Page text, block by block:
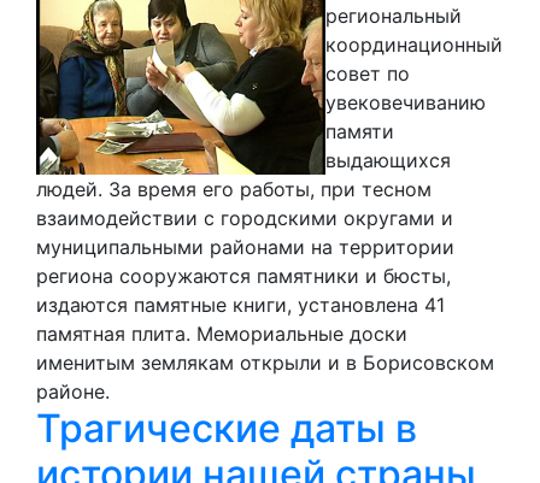
региональный
координационный
совет по
увековечиванию
памяти
выдающихся
людей. За время его работы, при тесном
взаимодействии с городскими округами и
муниципальными районами на территории
региона сооружаются памятники и бюсты,
издаются памятные книги, установлена 41
памятная плита. Мемориальные доски
именитым землякам открыли и в Борисовском
районе.
Трагические даты в